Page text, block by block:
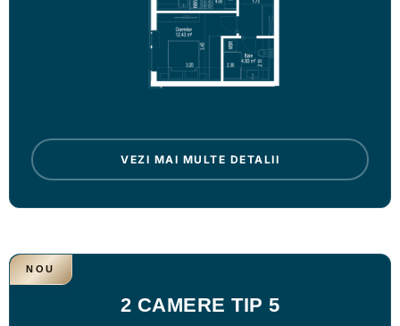
VEZI MAI MULTE DETALII
NOU
2 CAMERE TIP 5